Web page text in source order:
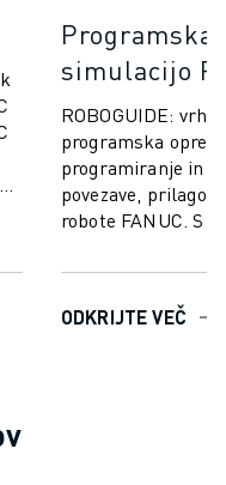
Programska
simulacijo
ROBOGUIDE:
programska
programiranje in
povezave,
robote FANUC. S
uporabnikom
ODKRIJTE VEČ